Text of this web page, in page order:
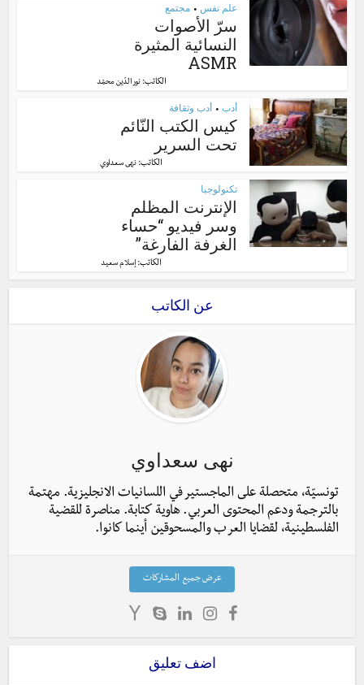
علم نفس • مجتمع
سرّ الأصوات
النسائية المثيرة
ASMR
الكاتب:نور الدّين محمّد
أدب • أدب وثقافة
كيس الكتب النّائم
تحت السرير
الكاتب: نهى سعداوي
تكنولوجيا
الإنترنت المظلم
وسر فيديو “حساء
الغرفة الفارغة”
الكاتب: إسلام سعيد
عن الكاتب
نهى سعداوي
تونسيّة، متحصلة على الماجستير في اللسانيات الانجليزية. مهتمة
بالترجمة ودعم المحتوى العربي. هاوية كتابة. مناصرة للقضية
الفلسطينية، لقضايا العرب والمسحوقين أينما كانوا.
عرض جميع المشاركات
اضف تعليق